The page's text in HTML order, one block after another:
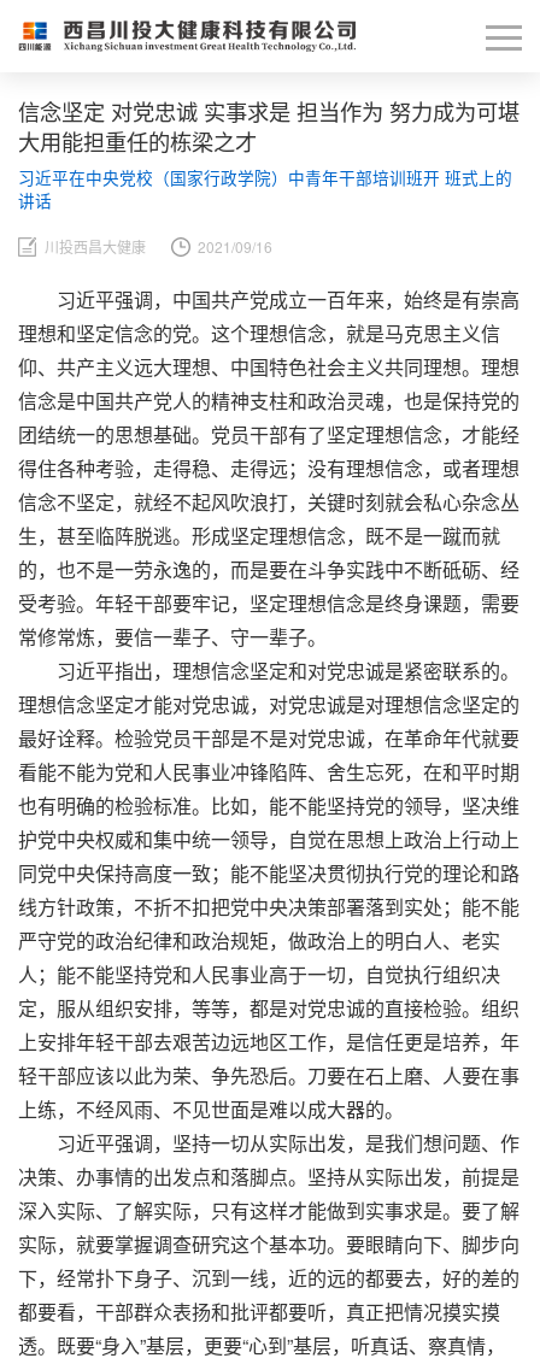
信念坚定 对党忠诚 实事求是 担当作为 努力成为可堪
大用能担重任的栋梁之才
习近平在中央党校（国家行政学院）中青年干部培训班开 班式上的
讲话
川投西昌大健康 2021/09/16
习近平强调，中国共产党成立一百年来，始终是有崇高
理想和坚定信念的党。这个理想信念，就是马克思主义信
仰、共产主义远大理想、中国特色社会主义共同理想。理想
信念是中国共产党人的精神支柱和政治灵魂，也是保持党的
团结统一的思想基础。党员干部有了坚定理想信念，才能经
得住各种考验，走得稳、走得远；没有理想信念，或者理想
信念不坚定，就经不起风吹浪打，关键时刻就会私心杂念丛
生，甚至临阵脱逃。形成坚定理想信念，既不是一蹴而就
的，也不是一劳永逸的，而是要在斗争实践中不断砥砺、经
受考验。年轻干部要牢记，坚定理想信念是终身课题，需要
常修常炼，要信一辈子、守一辈子。
习近平指出，理想信念坚定和对党忠诚是紧密联系的。
理想信念坚定才能对党忠诚，对党忠诚是对理想信念坚定的
最好诠释。检验党员干部是不是对党忠诚，在革命年代就要
看能不能为党和人民事业冲锋陷阵、舍生忘死，在和平时期
也有明确的检验标准。比如，能不能坚持党的领导，坚决维
护党中央权威和集中统一领导，自觉在思想上政治上行动上
同党中央保持高度一致；能不能坚决贯彻执行党的理论和路
线方针政策，不折不扣把党中央决策部署落到实处；能不能
严守党的政治纪律和政治规矩，做政治上的明白人、老实
人；能不能坚持党和人民事业高于一切，自觉执行组织决
定，服从组织安排，等等，都是对党忠诚的直接检验。组织
上安排年轻干部去艰苦边远地区工作，是信任更是培养，年
轻干部应该以此为荣、争先恐后。刀要在石上磨、人要在事
上练，不经风雨、不见世面是难以成大器的。
习近平强调，坚持一切从实际出发，是我们想问题、作
决策、办事情的出发点和落脚点。坚持从实际出发，前提是
深入实际、了解实际，只有这样才能做到实事求是。要了解
实际，就要掌握调查研究这个基本功。要眼睛向下、脚步向
下，经常扑下身子、沉到一线，近的远的都要去，好的差的
都要看，干部群众表扬和批评都要听，真正把情况摸实摸
透。既要“身入”基层，更要“心到”基层，听真话、察真情，